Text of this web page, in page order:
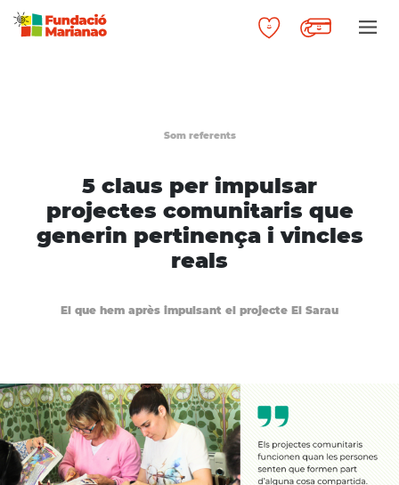
Som referents
5 claus per impulsar
projectes comunitaris que
generin pertinença i vincles
reals
El que hem après impulsant el projecte El Sarau